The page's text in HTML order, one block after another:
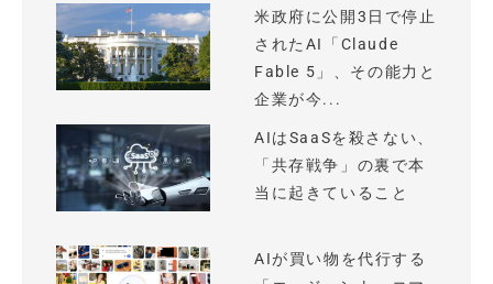
米政府に公開3日で停止
されたAI「Claude
Fable 5」、その能力と
企業が今...
AIはSaaSを殺さない、
「共存戦争」の裏で本
当に起きていること
AIが買い物を代行する